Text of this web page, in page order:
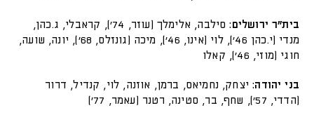
בית"ר ירושלים:
סילבה, אלימלך (עוזר, 74'), קראבלי, ג.כהן,
מנדי (י.כהן 46'), לוי (אינו, 46'), מיכה (גונזלס, 68'), יונה, שועה,
חוגי (מוזי, 46'), קאלו
בני יהודה:יצחק, נחמיאס, ברמן, אוזנה, לוי, קנדיל, דרור
(הדדי, 57'), שחף, בר, סטינה, רטנר (עאמר, 77')